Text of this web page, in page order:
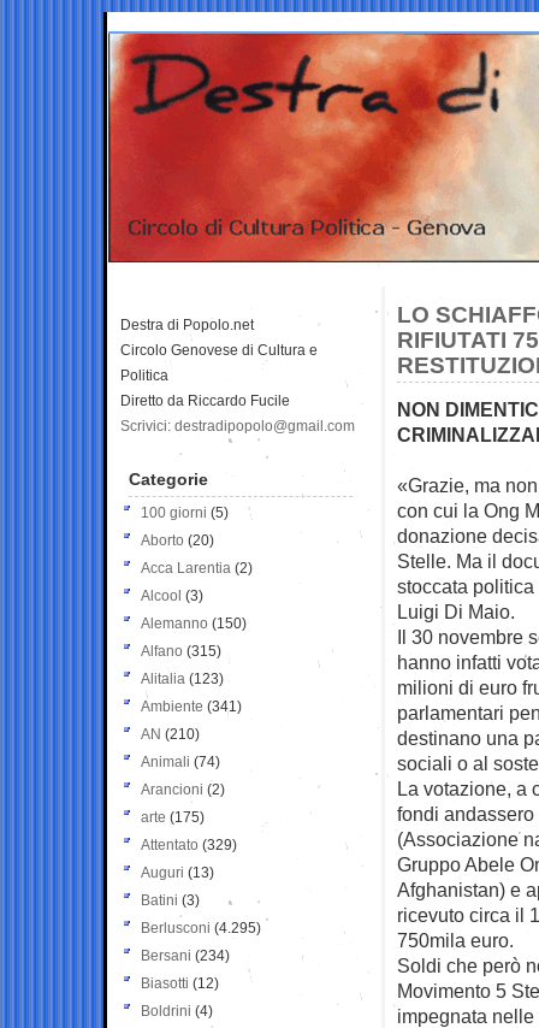
LO
RIFIUTATI
NON
«Grazie, ma
con cui la Ong
donazione
Stelle. Ma il
stoccata
Luigi Di Maio.
Il 30 novembre
hanno infatti
milioni di euro
parlamentari
destinano una
sociali o al
La votazione, a
fondi
(Associazione
Gruppo Abele
Afghanistan) e
ricevuto circa il
750mila euro.
Soldi che però
Movimento 5
impegnata
Destra di Popolo.net
Circolo Genovese di Cultura e
Politica
Diretto da Riccardo Fucile
Scrivici: destradipopolo@gmail.com
Categorie
100 giorni (5)
Aborto (20)
Acca Larentia (2)
Alcool (3)
Alemanno (150)
Alfano (315)
Alitalia (123)
Ambiente (341)
AN (210)
Animali (74)
Arancioni (2)
arte (175)
Attentato (329)
Auguri (13)
Batini (3)
Berlusconi (4.295)
Bersani (234)
Biasotti (12)
Boldrini (4)